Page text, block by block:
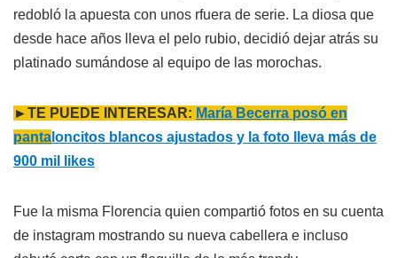
redobló la apuesta con unos rfuera de serie. La diosa que
desde hace años lleva el pelo rubio, decidió dejar atrás su
platinado sumándose al equipo de las morochas.
►TE PUEDE INTERESAR: María Becerra posó en
panta loncitos blancos ajustados y la foto lleva más de
900 mil likes
Fue la misma Florencia quien compartió fotos en su cuenta
de instagram mostrando su nueva cabellera e incluso